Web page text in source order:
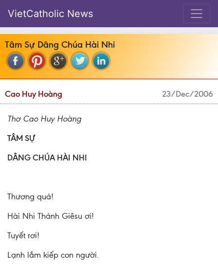
VietCatholic News
Tâm Sự Dâng Chúa Hài Nhi
Cao Huy Hoàng 23/Dec/2006
Thơ Cao Huy Hoàng
TÂM SỰ
DÂNG CHÚA HÀI NHI
Thương quá!
Hài Nhi Thánh Giêsu ơi!
Tuyết rơi!
Lạnh lắm kiếp con người.